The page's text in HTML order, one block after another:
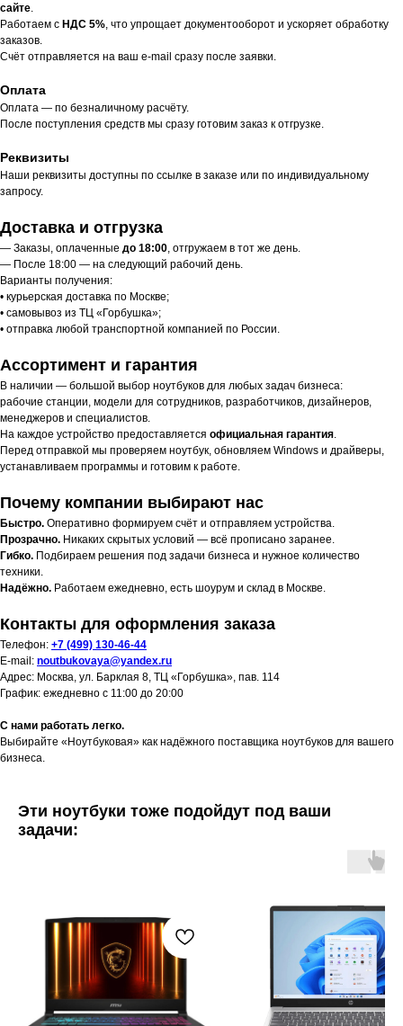
сайте.
Работаем с НДС 5%, что упрощает документооборот и ускоряет обработку
заказов.
Счёт отправляется на ваш e-mail сразу после заявки.
Оплата
Оплата — по безналичному расчёту.
После поступления средств мы сразу готовим заказ к отгрузке.
Реквизиты
Наши реквизиты доступны по ссылке в заказе или по индивидуальному
запросу.
Доставка и отгрузка
— Заказы, оплаченные до 18:00, отгружаем в тот же день.
— После 18:00 — на следующий рабочий день.
Варианты получения:
• курьерская доставка по Москве;
• самовывоз из ТЦ «Горбушка»;
• отправка любой транспортной компанией по России.
Ассортимент и гарантия
В наличии — большой выбор ноутбуков для любых задач бизнеса:
рабочие станции, модели для сотрудников, разработчиков, дизайнеров,
менеджеров и специалистов.
На каждое устройство предоставляется официальная гарантия.
Перед отправкой мы проверяем ноутбук, обновляем Windows и драйверы,
устанавливаем программы и готовим к работе.
Почему компании выбирают нас
Быстро. Оперативно формируем счёт и отправляем устройства.
Прозрачно. Никаких скрытых условий — всё прописано заранее.
Гибко. Подбираем решения под задачи бизнеса и нужное количество
техники.
Надёжно. Работаем ежедневно, есть шоурум и склад в Москве.
Контакты для оформления заказа
Телефон: +7 (499) 130-46-44
E-mail: noutbukovaya@yandex.ru
Адрес: Москва, ул. Барклая 8, ТЦ «Горбушка», пав. 114
График: ежедневно с 11:00 до 20:00
С нами работать легко.
Выбирайте «Ноутбуковая» как надёжного поставщика ноутбуков для вашего
бизнеса.
Эти ноутбуки тоже подойдут под ваши
задачи: